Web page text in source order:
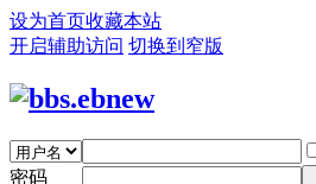
设为首页收藏本站
开启辅助访问 切换到窄版
密码